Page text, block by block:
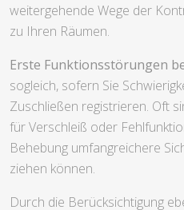
weitergehende Wege der
zu Ihren Räumen.
Erste Funktionsstörungen
sogleich, sofern Sie
Zuschließen registrieren. Oft
für Verschleiß oder
Behebung umfangreichere
ziehen können.
Durch die Berücksichtigung